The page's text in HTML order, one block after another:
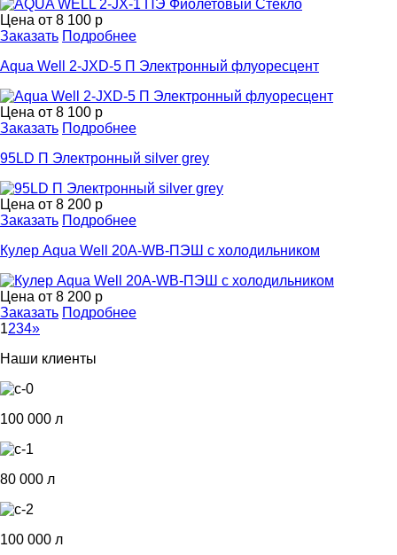
Цена от 8 100 р
Заказать Подробнее
Aqua Well 2-JXD-5 П Электронный флуоресцент
Цена от 8 100 р
Заказать Подробнее
95LD П Электронный silver grey
Цена от 8 200 р
Заказать Подробнее
Кулер Aqua Well 20A-WB-ПЭШ с холодильником
Цена от 8 200 р
Заказать Подробнее
1234»
Наши клиенты
100 000 л
80 000 л
100 000 л